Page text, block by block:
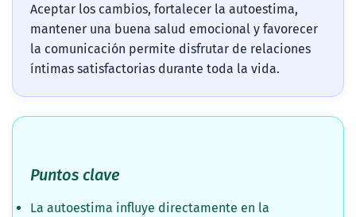
Aceptar los cambios, fortalecer la autoestima,
mantener una buena salud emocional y favorecer
la comunicación permite disfrutar de relaciones
íntimas satisfactorias durante toda la vida.
Puntos clave
La autoestima influye directamente en la